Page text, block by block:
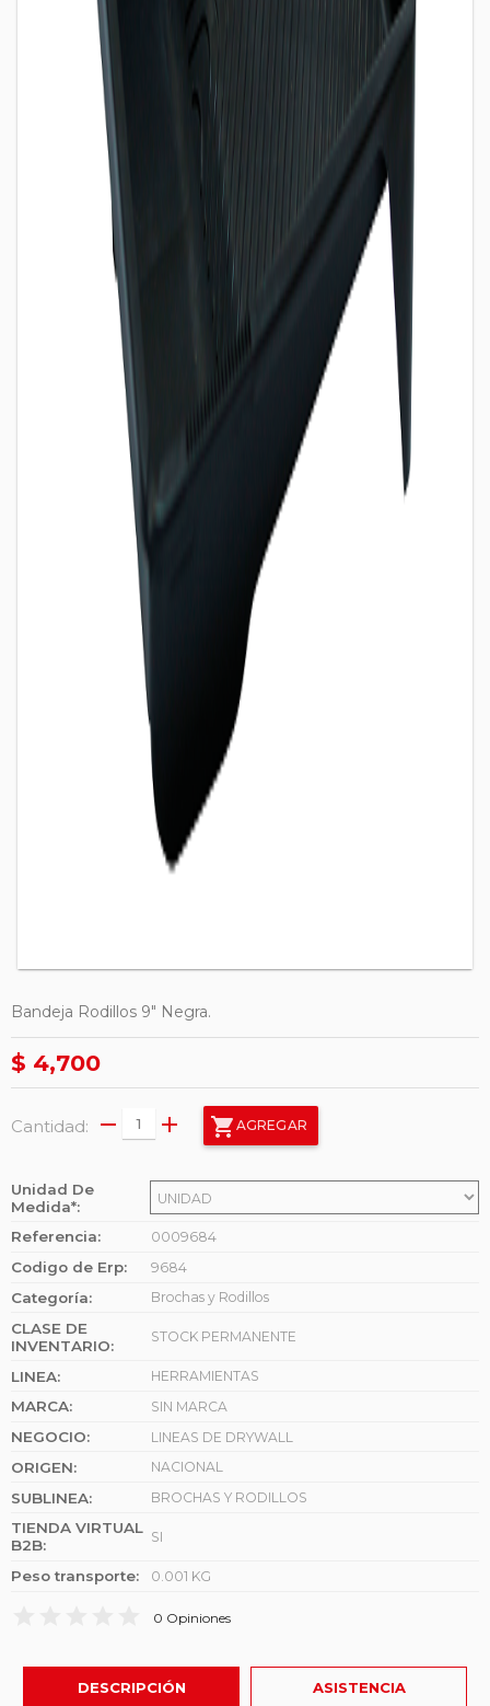
Bandeja Rodillos 9" Negra.
$ 4,700
Cantidad: remove add shopping_cart AGREGAR
Unidad De
Medida*:
Referencia:
0009684
Codigo de Erp: 9684
Categoría: Brochas y Rodillos
CLASE DE
INVENTARIO:
STOCK PERMANENTE
LINEA: HERRAMIENTAS
MARCA: SIN MARCA
NEGOCIO: LINEAS DE DRYWALL
ORIGEN: NACIONAL
SUBLINEA: BROCHAS Y RODILLOS
TIENDA VIRTUAL
B2B:
SI
Peso transporte: 0.001 KG
0 Opiniones
DESCRIPCIÓN ASISTENCIA
DESCRIPCIÓN